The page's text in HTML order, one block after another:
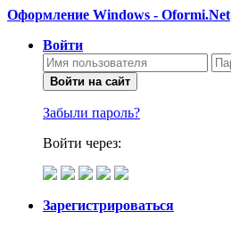
Оформление Windows - Oformi.Net
Войти
Войти на сайт
Забыли пароль?
Войти через:
Зарегистрироваться